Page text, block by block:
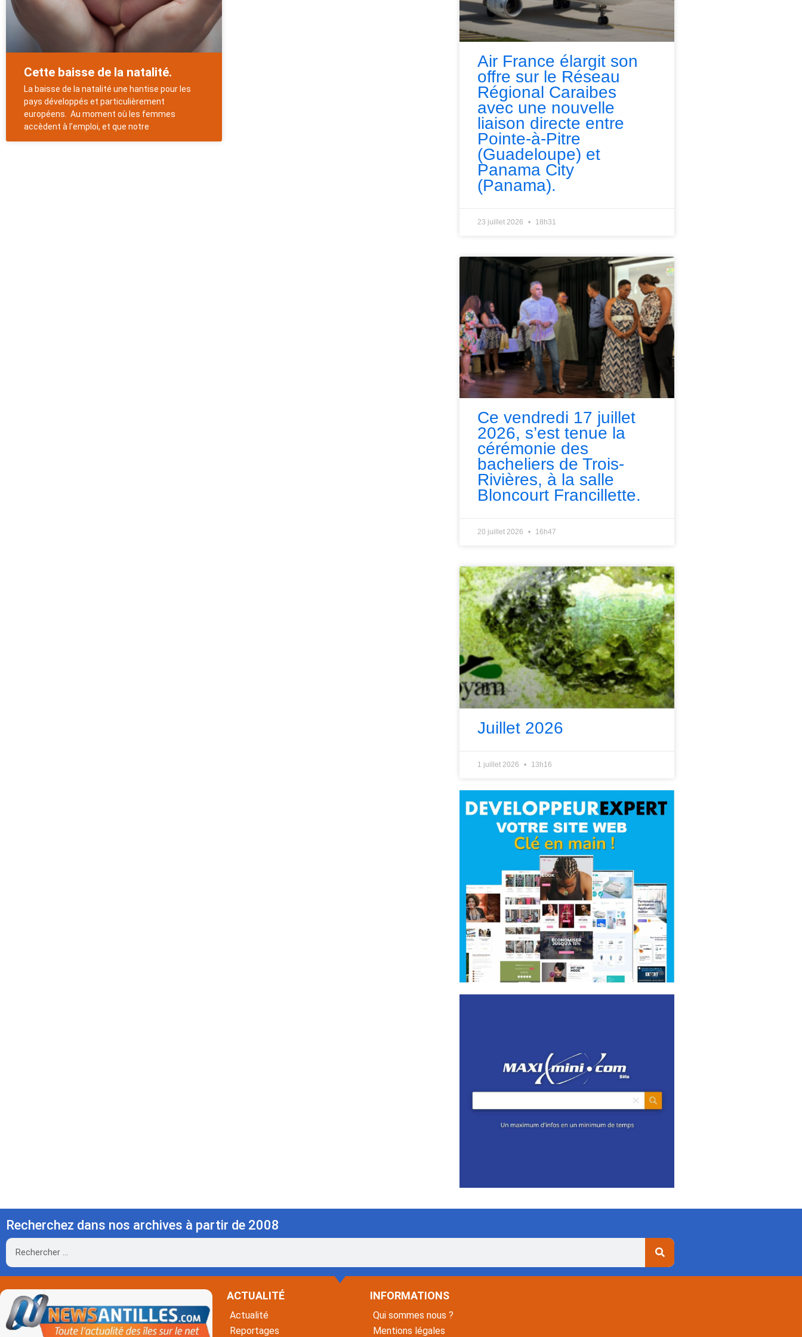
Cette baisse de la natalité.
La baisse de la natalité une hantise pour les
pays développés et particulièrement
européens. Au moment où les femmes
accèdent à l’emploi, et que notre
Air France élargit son
offre sur le Réseau
Régional Caraibes
avec une nouvelle
liaison directe entre
Pointe-à-Pitre
(Guadeloupe) et
Panama City
(Panama).
23 juillet 2026 18h31
Ce vendredi 17 juillet
2026, s’est tenue la
cérémonie des
bacheliers de Trois-
Rivières, à la salle
Bloncourt Francillette.
20 juillet 2026 16h47
Juillet 2026
1 juillet 2026 13h16
Recherchez dans nos archives à partir de 2008
Rechercher
ACTUALITÉ
Actualité
Reportages
INFORMATIONS
Qui sommes nous ?
Mentions légales